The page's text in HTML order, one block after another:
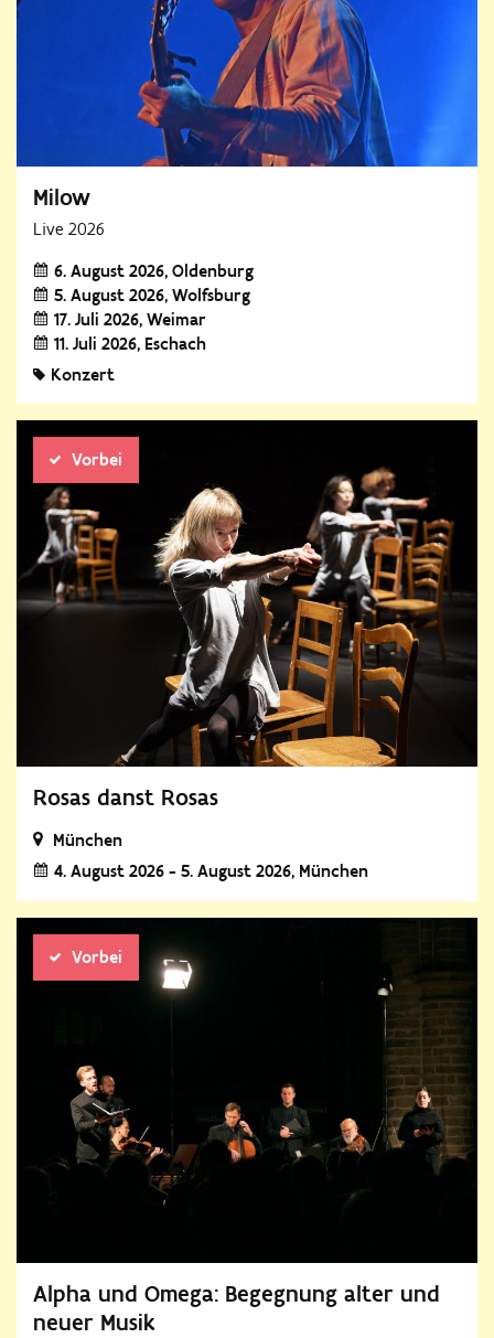
Milow
Live 2026
6. August 2026 Oldenburg
5. August 2026 Wolfsburg
17. Juli 2026 Weimar
11. Juli 2026 Eschach
Konzert
Vorbei
Rosas danst Rosas
München
4. August 2026 - 5. August 2026 München
Vorbei
Alpha und Omega: Begegnung alter und
neuer Musik